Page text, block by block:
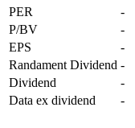
PER
-
P/BV
-
EPS
-
Randament Dividend -
Dividend
-
Data ex dividend
-